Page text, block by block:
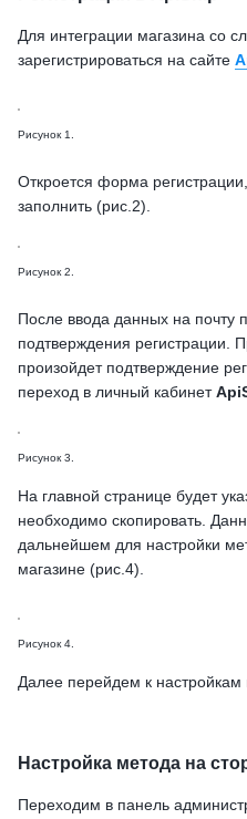
Для интеграции магазина со
зарегистрироваться на сайте
Рисунок 1.
Откроется форма
заполнить (рис.2).
Рисунок 2.
После ввода данных на почту
подтверждения регистрации.
произойдет подтверждение
переход в личный кабинет
Рисунок 3.
На главной странице будет
необходимо скопировать.
дальнейшем для настройки
магазине (рис.4).
Рисунок 4.
Далее перейдем к настройкам
Настройка метода на
Переходим в панель